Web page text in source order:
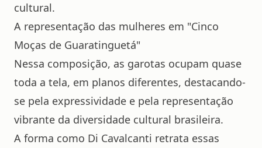
cultural.
A representação das mulheres em "Cinco
Moças de Guaratinguetá"
Nessa composição, as garotas ocupam quase
toda a tela, em planos diferentes, destacando-
se pela expressividade e pela representação
vibrante da diversidade cultural brasileira.
A forma como Di Cavalcanti retrata essas